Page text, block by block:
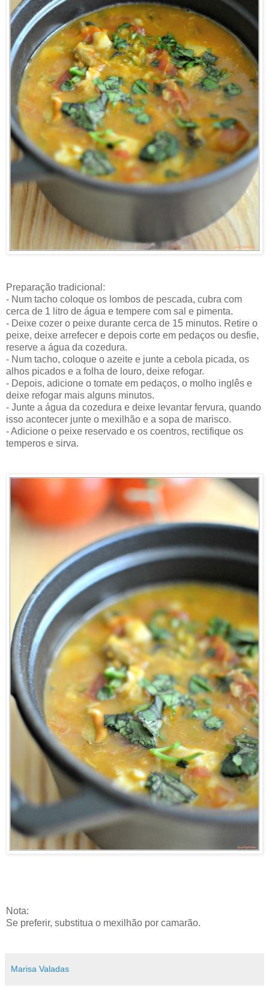
Preparação tradicional:
- Num tacho coloque os lombos de pescada, cubra com
cerca de 1 litro de água e tempere com sal e pimenta.
- Deixe cozer o peixe durante cerca de 15 minutos. Retire o
peixe, deixe arrefecer e depois corte em pedaços ou desfie,
reserve a água da cozedura.
- Num tacho, coloque o azeite e junte a cebola picada, os
alhos picados e a folha de louro, deixe refogar.
- Depois, adicione o tomate em pedaços, o molho inglês e
deixe refogar mais alguns minutos.
- Junte a água da cozedura e deixe levantar fervura, quando
isso acontecer junte o mexilhão e a sopa de marisco.
- Adicione o peixe reservado e os coentros, rectifique os
temperos e sirva.
Nota:
Se preferir, substitua o mexilhão por camarão.
Marisa Valadas